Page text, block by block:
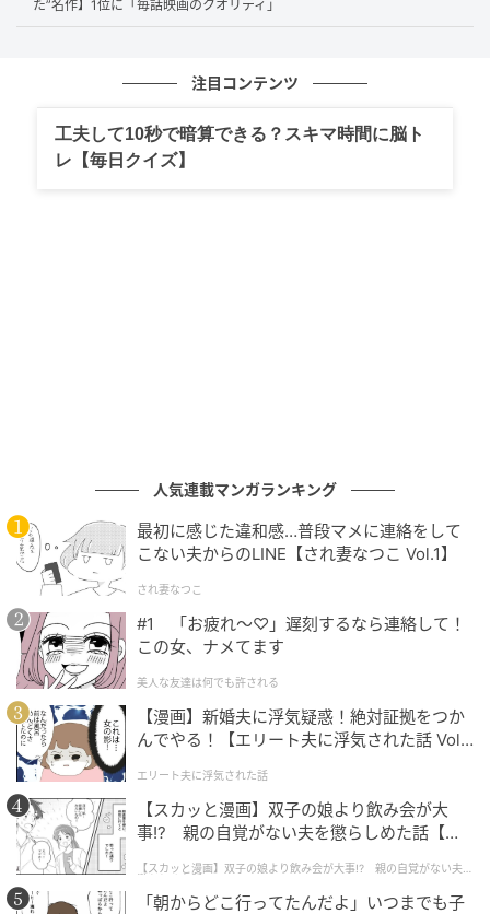
世代を超えて親しまれる国民的ボーカリストで、ヒット曲の数
平成を通して第一線で、国民的ヒットの数と親しまれ方が圧倒
的だからです。（65歳/女性）
『桜坂』の曲が好きで周りの友達もよく聞いていた。歌手だけ
でなく俳優としても時代を牽引してきた。（38歳/男性）
俳優業もこなす天才的なボーカリスト（51歳/男性）
音楽と俳優業の両方で幅広い世代に支持され、平成を代表する
存在となったため（28歳/女性）
平成を代表する“国民的歌手”たち
た”名作】1位に「毎話映画のクオリティ」
注目コンテンツ
工夫して10秒で暗算できる？スキマ時間に脳ト
レ【毎日クイズ】
人気連載マンガランキング
最初に感じた違和感…普段マメに連絡をして
こない夫からのLINE【され妻なつこ Vol.1】
され妻なつこ
#1 「お疲れ〜♡」遅刻するなら連絡して！
この女、ナメてます
美人な友達は何でも許される
【漫画】新婚夫に浮気疑惑！絶対証拠をつか
んでやる！【エリート夫に浮気された話 Vol.
エリート夫に浮気された話
【スカッと漫画】双子の娘より飲み会が大
事!? 親の自覚がない夫を懲らしめた話【第1
【スカッと漫画】双子の娘より飲み会が大事!? 親の自覚がない夫を
懲らしめた話
「朝からどこ行ってたんだよ」いつまでも子